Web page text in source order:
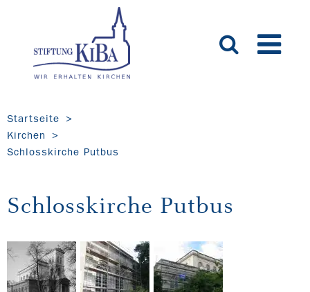
Startseite
Kirchen
Schlosskirche Putbus
Schlosskirche Putbus